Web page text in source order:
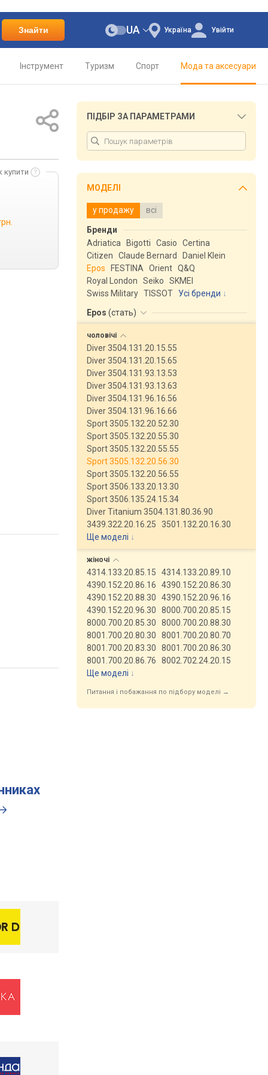
Знайти Україна
UA Увійти
Інструмент Туризм Спорт Мода та аксесуари
купити
ПІДБІР ЗА ПАРАМЕТРАМИ
МОДЕЛІ
у продажу всі
Бренди
Adriatica
Bigotti Casio
Certina
Citizen
Claude Bernard
Daniel Klein
Epos
FESTINA Orient Q&Q
Royal London
Seiko
SKMEI
Swiss Military TISSOT
Усі бренди
Epos (стать)
чоловічі
Diver 3504.131.20.15.55
Diver 3504.131.20.15.65
Diver 3504.131.93.13.53
Diver 3504.131.93.13.63
Diver 3504.131.96.16.56
Diver 3504.131.96.16.66
Sport 3505.132.20.52.30
Sport 3505.132.20.55.30
Sport 3505.132.20.55.55
Sport 3505.132.20.56.30
Sport 3505.132.20.56.55
Sport 3506.133.20.13.30
Sport 3506.135.24.15.34
Diver Titanium 3504.131.80.36.90
3439.322.20.16.25
3501.132.20.16.30
Ще моделі ↓
жіночі
4314.133.20.85.15
4314.133.20.89.10
4390.152.20.86.16
4390.152.20.86.30
4390.152.20.88.30
4390.152.20.96.16
4390.152.20.96.30
8000.700.20.85.15
8000.700.20.85.30
8000.700.20.88.30
8001.700.20.80.30
8001.700.20.80.70
8001.700.20.83.30
8001.700.20.86.30
8001.700.20.86.76
8002.702.24.20.15
Ще моделі ↓
Питання і побажання по підбору моделі →